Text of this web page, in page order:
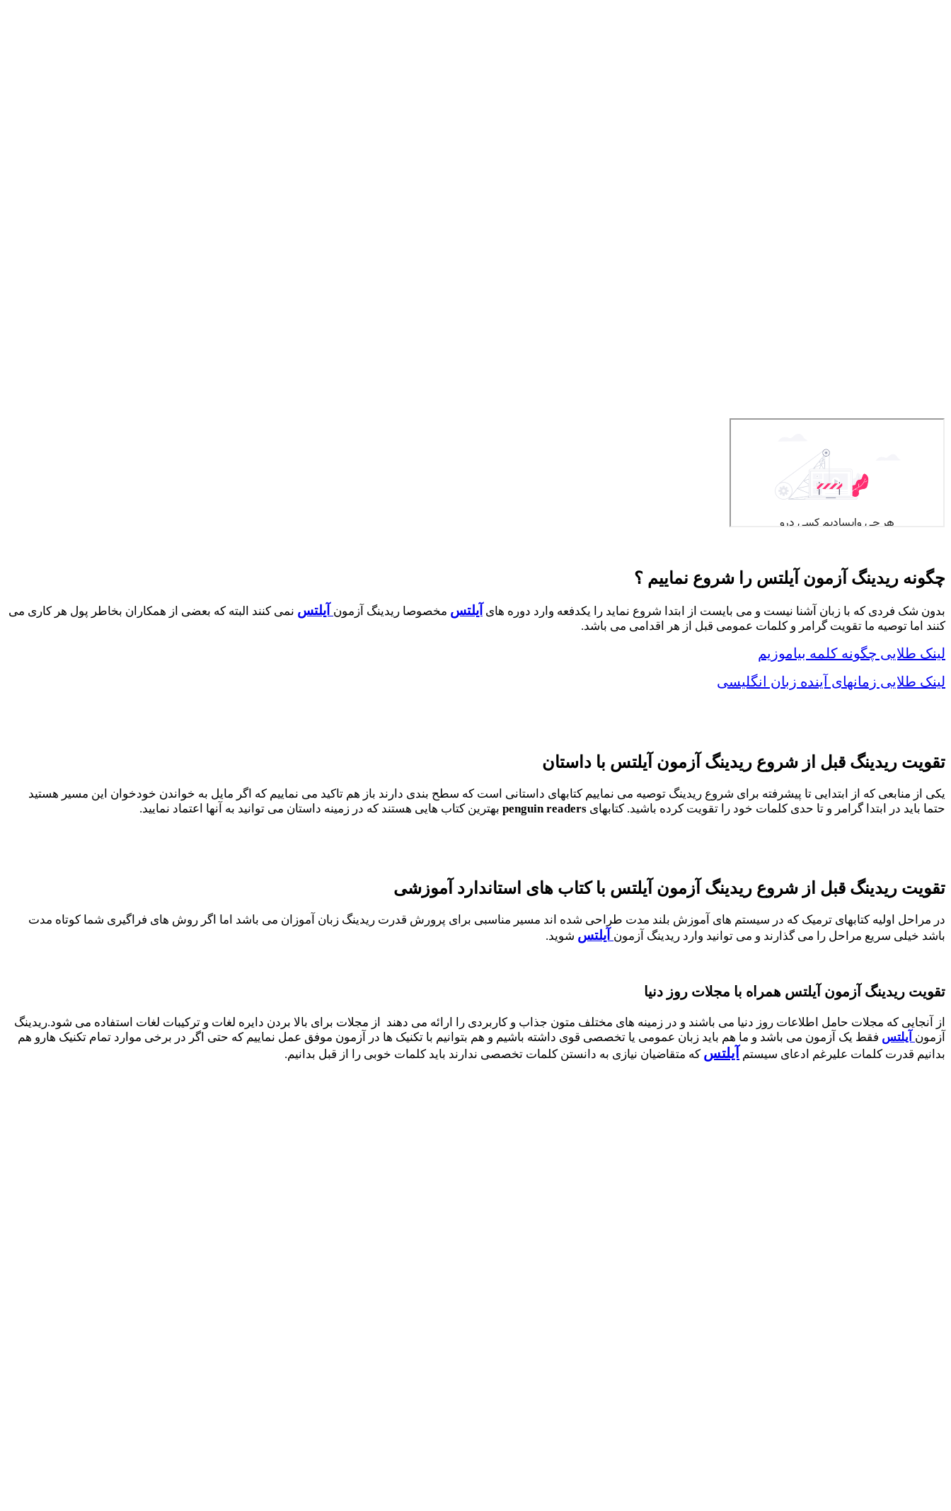
چگونه ریدینگ آزمون آیلتس را شروع نماییم ؟
بدون شک فردی که با زبان آشنا نیست و می بایست از ابتدا شروع نماید را یکدفعه وارد دوره های آیلتس مخصوصا ریدینگ آزمون آیلتس نمی کنند البته که بعضی از همکاران بخاطر پول هر کاری می
کنند اما توصیه ما تقویت گرامر و کلمات عمومی قبل از هر اقدامی می باشد.
لینک طلایی چگونه کلمه بیاموزیم
لینک طلایی زمانهای آینده زبان انگلیسی
تقویت ریدینگ قبل از شروع ریدینگ آزمون آیلتس با داستان
یکی از منابعی که از ابتدایی تا پیشرفته برای شروع ریدینگ توصیه می نماییم کتابهای داستانی است که سطح بندی دارند باز هم تاکید می نماییم که اگر مایل به خواندن خودخوان این مسیر هستید
حتما باید در ابتدا گرامر و تا حدی کلمات خود را تقویت کرده باشید. کتابهای
penguin readers بهترین کتاب هایی هستند که در زمینه داستان می توانید به آنها اعتماد نمایید.
تقویت ریدینگ قبل از شروع ریدینگ آزمون آیلتس با کتاب های استاندارد آموزشی
در مراحل اولیه کتابهای ترمیک که در سیستم های آموزش بلند مدت طراحی شده اند مسیر مناسبی برای پرورش قدرت ریدینگ زبان آموزان می باشد اما اگر روش های فراگیری شما کوتاه مدت
باشد خیلی سریع مراحل را می گذارند و می توانید وارد ریدینگ آزمون آیلتس شوید.
تقویت ریدینگ آزمون آیلتس همراه با مجلات روز دنیا
از آنجایی که مجلات حامل اطلاعات روز دنیا می باشند و در زمینه های مختلف متون جذاب و کاربردی را ارائه می دهند از مجلات برای بالا بردن دایره لغات و ترکیبات لغات استفاده می شود.ریدینگ
آزمون آیلتس فقط یک آزمون می باشد و ما هم باید زبان عمومی یا تخصصی قوی داشته باشیم و هم بتوانیم با تکنیک ها در آزمون موفق عمل نماییم که حتی اگر در برخی موارد تمام تکنیک هارو هم
بدانیم قدرت کلمات علیرغم ادعای سیستم
آیلتس که متقاضیان نیازی به دانستن کلمات تخصصی ندارند باید کلمات خوبی را از قبل بدانیم.